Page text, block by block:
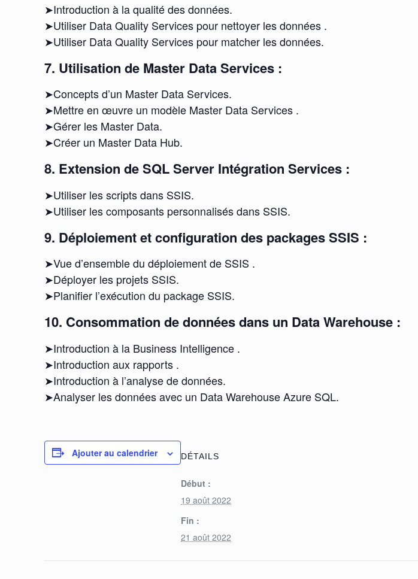
➤Introduction à la qualité des données.
➤Utiliser Data Quality Services pour nettoyer les données .
➤Utiliser Data Quality Services pour matcher les données.
7. Utilisation de Master Data Services :
➤Concepts d’un Master Data Services.
➤Mettre en œuvre un modèle Master Data Services .
➤Gérer les Master Data.
➤Créer un Master Data Hub.
8. Extension de SQL Server Intégration Services :
➤Utiliser les scripts dans SSIS.
➤Utiliser les composants personnalisés dans SSIS.
9. Déploiement et configuration des packages SSIS :
➤Vue d’ensemble du déploiement de SSIS .
➤Déployer les projets SSIS.
➤Planifier l’exécution du package SSIS.
10. Consommation de données dans un Data Warehouse :
➤Introduction à la Business Intelligence .
➤Introduction aux rapports .
➤Introduction à l’analyse de données.
➤Analyser les données avec un Data Warehouse Azure SQL.
Ajouter au calendrier DÉTAILS
Début :
19 août 2022
Fin :
21 août 2022